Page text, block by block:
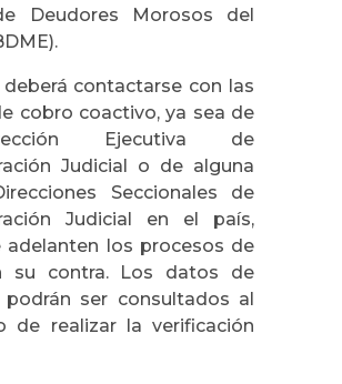
Deudores Morosos del
deberá contactarse con las
cobro coactivo, ya sea de
Ejecutiva de
Judicial o de alguna
Seccionales de
Judicial en el país,
adelanten los procesos de
su contra. Los datos de
ser consultados al
de realizar la verificación